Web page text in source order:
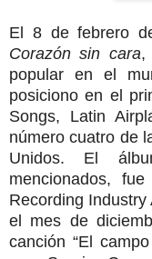
El 8 de febrero
Corazón sin cara,
popular en el
posiciono en el
Songs, Latin
número cuatro de
Unidos. El
mencionados,
Recording
el mes de
canción “El